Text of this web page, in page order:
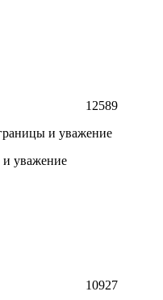
12589
уважение
10927